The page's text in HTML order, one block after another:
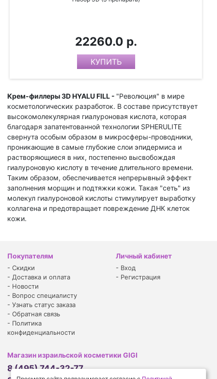
22260.0 р.
Крем-филлеры 3D HYALU FILL - "Революция" в мире
косметологических разработок. В составе присутствует
высокомолекулярная гиалуроновая кислота, которая
благодаря запатентованной технологии SPHERULITE
свернута особым образом в микросферы-проводники,
проникающие в самые глубокие слои эпидермиса и
растворяющиеся в них, постепенно высвобождая
гиалуроновую кислоту в течение длительного времени.
Таким образом, обеспечивается непрерывный эффект
заполнения морщин и подтяжки кожи. Такая "сеть" из
молекул гиалуроновой кислоты стимулирует выработку
коллагена и предотвращает повреждение ДНК клеток
кожи.
Покупателям
- Скидки
- Доставка и оплата
- Новости
- Вопрос специалисту
- Узнать статус заказа
- Обратная связь
- Политика
конфиденциальности
Личный кабинет
- Вход
- Регистрация
Магазин израильской косметики GIGI
8 (495) 744-32-77